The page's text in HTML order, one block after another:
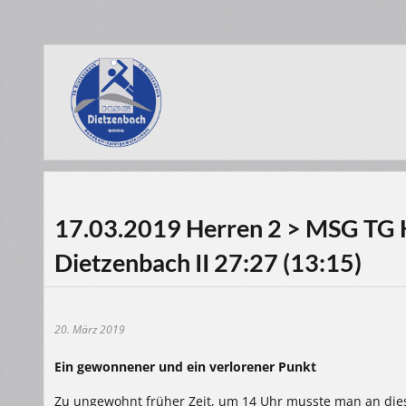
17.03.2019 Herren 2 > MSG TG
Dietzenbach II 27:27 (13:15)
20. März 2019
Ein gewonnener und ein verlorener Punkt
Zu ungewohnt früher Zeit, um 14 Uhr musste man an